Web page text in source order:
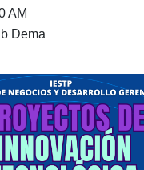
AM
Dema